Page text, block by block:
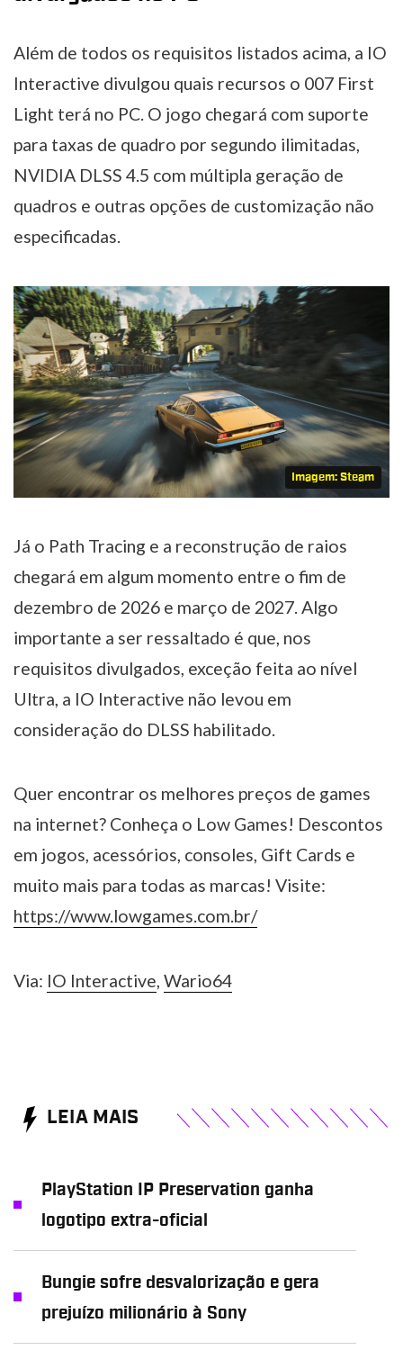
Além de todos os requisitos listados acima, a IO
Interactive divulgou quais recursos o 007 First
Light terá no PC. O jogo chegará com suporte
para taxas de quadro por segundo ilimitadas,
NVIDIA DLSS 4.5 com múltipla geração de
quadros e outras opções de customização não
especificadas.
Imagem: Steam
Já o Path Tracing e a reconstrução de raios
chegará em algum momento entre o fim de
dezembro de 2026 e março de 2027. Algo
importante a ser ressaltado é que, nos
requisitos divulgados, exceção feita ao nível
Ultra, a IO Interactive não levou em
consideração do DLSS habilitado.
Quer encontrar os melhores preços de games
na internet? Conheça o Low Games! Descontos
em jogos, acessórios, consoles, Gift Cards e
muito mais para todas as marcas! Visite:
https://www.lowgames.com.br/
Via: IO Interactive, Wario64
LEIA MAIS
PlayStation IP Preservation ganha
logotipo extra-oficial
Bungie sofre desvalorização e gera
prejuízo milionário à Sony